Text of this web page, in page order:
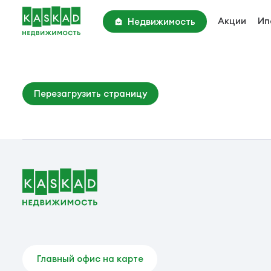
Недвижимость Акции
Академия Парк
Парк Апрель
Киевское шоссе, 25 км
Перезагрузить страницу
Главный офис на карте